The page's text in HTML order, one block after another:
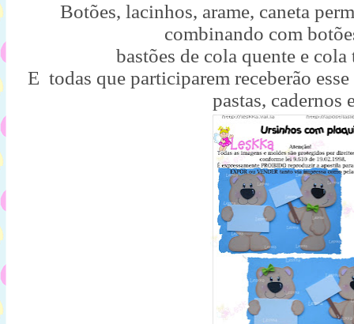
Botões, lacinhos, arame, caneta
combinando com
bastões de cola quente e
E todas que participarem receberão
pastas, cadernos